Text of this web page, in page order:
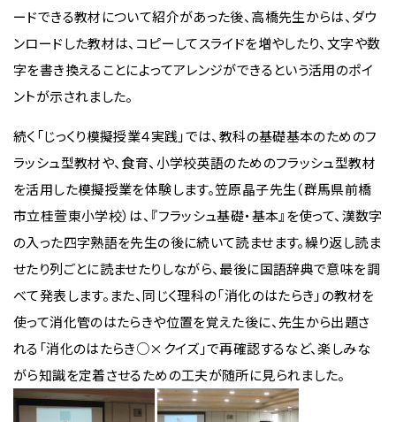
ードできる教材について紹介があった後、高橋先生からは、ダウ
ンロードした教材は、コピーしてスライドを増やしたり、文字や数
字を書き換えることによってアレンジができるという活用のポイ
ントが示されました。
続く「じっくり模擬授業４実践」では、教科の基礎基本のためのフ
ラッシュ型教材や、食育、小学校英語のためのフラッシュ型教材
を活用した模擬授業を体験します。笠原晶子先生（群馬県前橋
市立桂萱東小学校）は、『フラッシュ基礎・基本』を使って、漢数字
の入った四字熟語を先生の後に続いて読ませます。繰り返し読ま
せたり列ごとに読ませたりしながら、最後に国語辞典で意味を調
べて発表します。また、同じく理科の「消化のはたらき」の教材を
使って消化管のはたらきや位置を覚えた後に、先生から出題さ
れる「消化のはたらき○×クイズ」で再確認するなど、楽しみな
がら知識を定着させるための工夫が随所に見られました。